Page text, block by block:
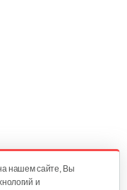
нашем сайте, Вы
и